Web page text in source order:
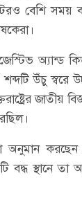
বেশি
উঁচু স্বরে
জাতীয়
অনুমান
স্থানে